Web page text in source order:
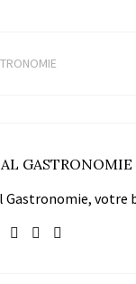
GASTRONOMIE
Gastronomie, votre